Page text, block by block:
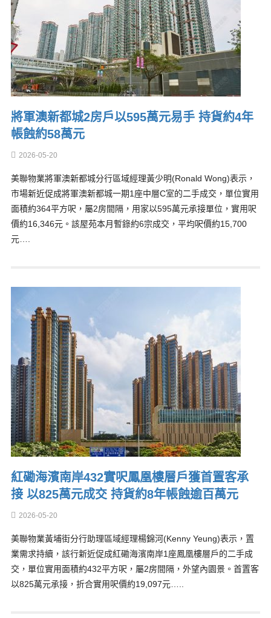
將軍澳新都城2房戶以595萬元易手 持貨約4年
帳蝕約58萬元
2026-05-20
美聯物業將軍澳新都城分行區域經理黃少明(Ronald Wong)表示，
市場新近促成將軍澳新都城一期1座中層C室的二手成交，單位實用
面積約364平方呎，屬2房間隔，用家以595萬元承接單位，實用呎
價約16,346元。該屋苑本月暫錄約6宗成交，平均呎價約15,700
元….
紅磡海濱南岸432實呎鳳凰樓層戶獲首置客承
接 以825萬元成交 持貨約8年帳蝕逾百萬元
2026-05-20
美聯物業黃埔街分行助理區域經理楊錦河(Kenny Yeung)表示，置
業需求持續，該行新近促成紅磡海濱南岸1座鳳凰樓層戶的二手成
交，單位實用面積約432平方呎，屬2房間隔，外望內園景。首置客
以825萬元承接，折合實用呎價約19,097元…..